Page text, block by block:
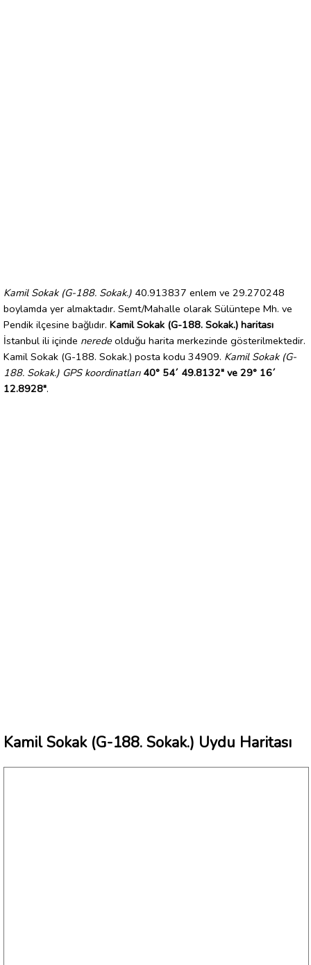
Kamil Sokak (G-188. Sokak.) 40.913837 enlem ve 29.270248
boylamda yer almaktadır. Semt/Mahalle olarak Sülüntepe Mh. ve
Pendik ilçesine bağlıdır. Kamil Sokak (G-188. Sokak.) haritası
İstanbul ili içinde nerede olduğu harita merkezinde gösterilmektedir.
Kamil Sokak (G-188. Sokak.) posta kodu 34909. Kamil Sokak (G-
188. Sokak.) GPS koordinatları 40° 54´ 49.8132" ve 29° 16´
12.8928".
Kamil Sokak (G-188. Sokak.) Uydu Haritası